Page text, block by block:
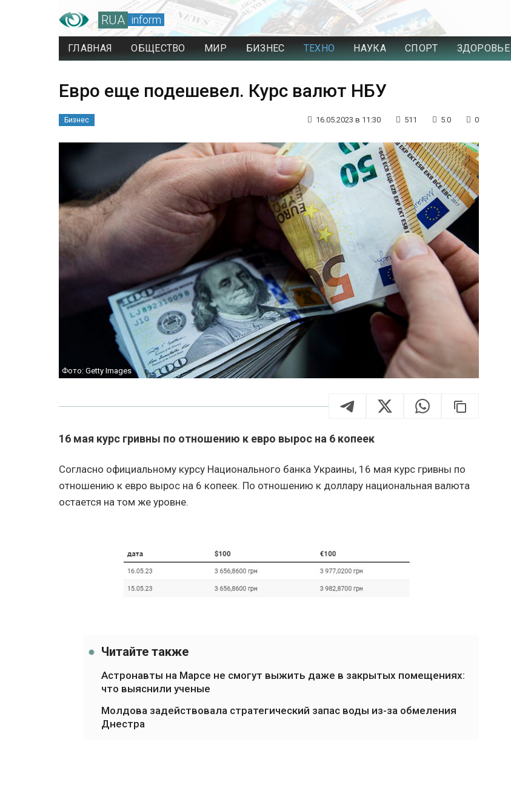
RUA inform
ГЛАВНАЯ ОБЩЕСТВО МИР БИЗНЕС ТЕХНО НАУКА СПОРТ ЗДОРОВЬЕ
Евро еще подешевел. Курс валют НБУ
Бизнес 16.05.2023 в 11:30 511 5.0 0
Фото: Getty Images
16 мая курс гривны по отношению к евро вырос на 6 копеек
Согласно официальному курсу Национального банка Украины, 16 мая курс гривны по
отношению к евро вырос на 6 копеек. По отношению к доллару национальная валюта
остается на том же уровне.
Читайте также
Астронавты на Марсе не смогут выжить даже в закрытых помещениях:
что выяснили ученые
Молдова задействовала стратегический запас воды из-за обмеления
Днестра